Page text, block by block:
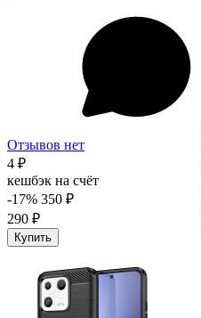
Отзывов нет
4 ₽
кешбэк на счёт
-17% 350 ₽
290 ₽
Купить